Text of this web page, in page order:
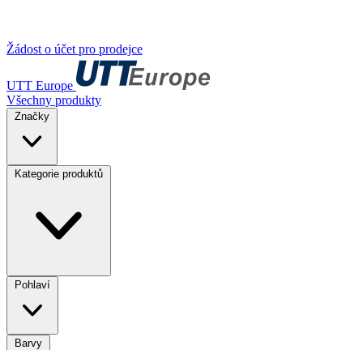
Žádost o účet pro prodejce
UTT Europe
Všechny produkty
Značky
Kategorie produktů
Pohlaví
Barvy